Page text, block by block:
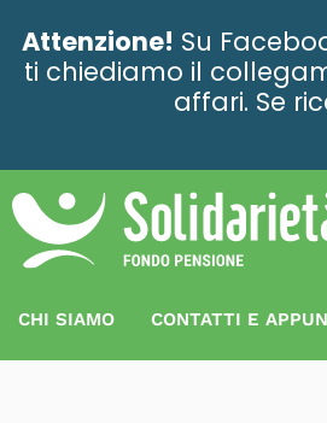
Attenzione! Su
ti chiediamo il
affari. Se
CHI SIAMO CONTATTI E